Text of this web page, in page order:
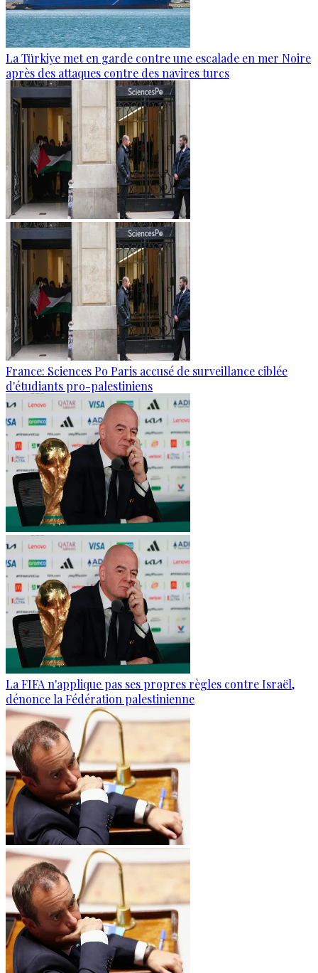
La Türkiye met en garde contre une escalade en mer Noire
après des attaques contre des navires turcs
France: Sciences Po Paris accusé de surveillance ciblée
d'étudiants pro-palestiniens
La FIFA n'applique pas ses propres règles contre Israël,
dénonce la Fédération palestinienne